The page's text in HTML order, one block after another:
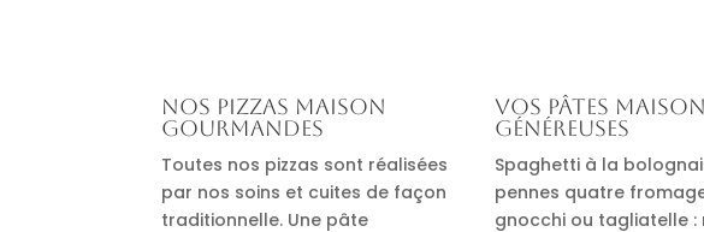
Nos pizzas maison
gourmandes
Toutes nos pizzas sont réalisées
par nos soins et cuites de façon
traditionnelle. Une pâte
Vos pâtes maison
généreuses
Spaghetti à la
pennes quatre
gnocchi ou tagliatelle :